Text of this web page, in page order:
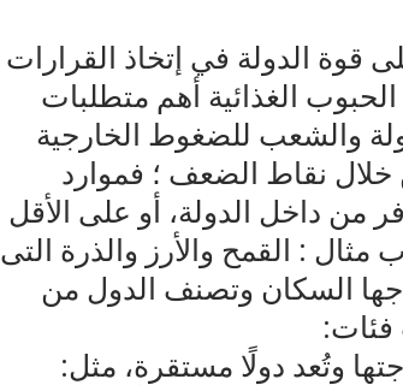
قوة الدولة في إتخاذ القرارات
الغذائية أهم متطلبات
والشعب للضغوط الخارجية
خلال نقاط الضعف ؛ فموارد
من داخل الدولة، أو على الأقل
مثال : القمح والأرز والذرة التى
السكان وتصنف الدول من
فئات:
وتُعد دولًا مستقرة، مثل: